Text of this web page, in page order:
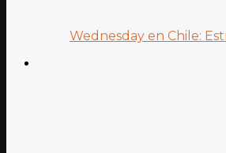
Wednesday en Chile: